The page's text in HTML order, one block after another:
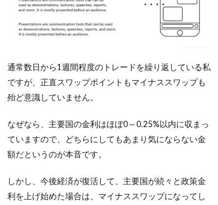
通常数日から1週間程度のトレードを繰り返している私
ですが、正直スワップポイントもマイナススワップも
殆ど意識していません。
なぜなら、主要国の金利はほぼ0～0.25%以内に収まっ
ていますので、どちらにしてもあまり気にならない金
額だというのが本音です。
しかし、今後経済が復活して、主要国が続々と政策金
利を上げ始めた場合は、マイナススワップになってし